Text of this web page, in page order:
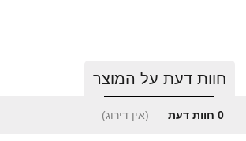
חוות דעת על המוצר
0 חוות דעת (אין דירוג)